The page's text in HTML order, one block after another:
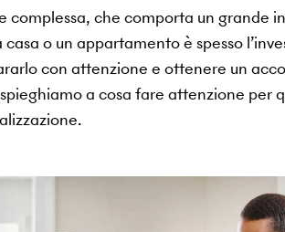
complessa, che comporta un grande
o un appartamento è spesso
con attenzione e ottenere un
a cosa fare attenzione per